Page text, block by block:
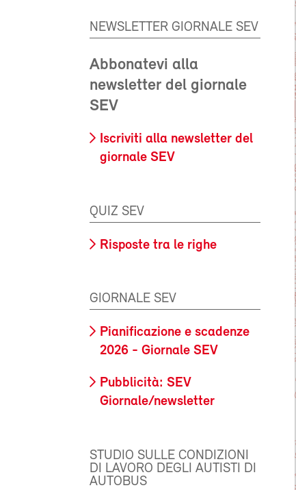
NEWSLETTER GIORNALE SEV
Abbonatevi alla
newsletter del giornale
SEV
Iscriviti alla newsletter del
giornale SEV
QUIZ SEV
Risposte tra le righe
GIORNALE SEV
Pianificazione e scadenze
2026 - Giornale SEV
Pubblicità: SEV
Giornale/newsletter
STUDIO SULLE CONDIZIONI
DI LAVORO DEGLI AUTISTI DI
AUTOBUS